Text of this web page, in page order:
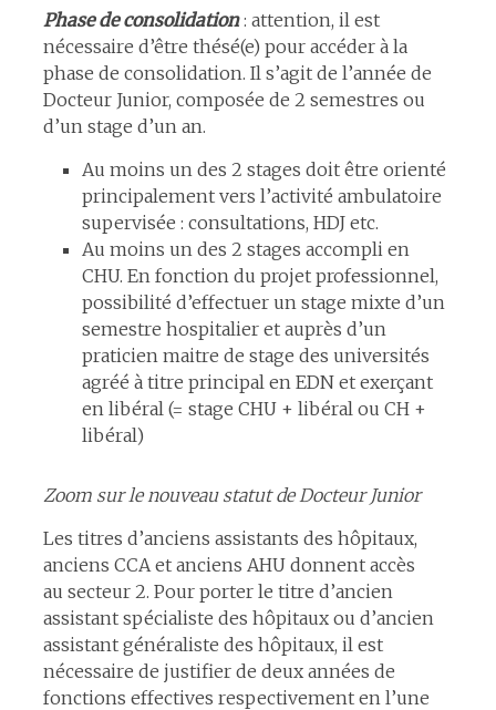
Phase de consolidation: attention, il est
nécessaire d’être thésé(e) pour accéder à la
phase de consolidation. Il s’agit de l’année de
Docteur Junior, composée de 2 semestres ou
d’un stage d’un an.
Au moins un des 2 stages doit être orienté
principalement vers l’activité ambulatoire
supervisée : consultations, HDJ etc.
Au moins un des 2 stages accompli en
CHU. En fonction du projet professionnel,
possibilité d’effectuer un stage mixte d’un
semestre hospitalier et auprès d’un
praticien maitre de stage des universités
agréé à titre principal en EDN et exerçant
en libéral (= stage CHU + libéral ou CH +
libéral)
Zoom sur le nouveau statut de Docteur Junior
Les titres d’anciens assistants des hôpitaux,
anciens CCA et anciens AHU donnent accès
au secteur 2. Pour porter le titre d’ancien
assistant spécialiste des hôpitaux ou d’ancien
assistant généraliste des hôpitaux, il est
nécessaire de justifier de deux années de
fonctions effectives respectivement en l’une